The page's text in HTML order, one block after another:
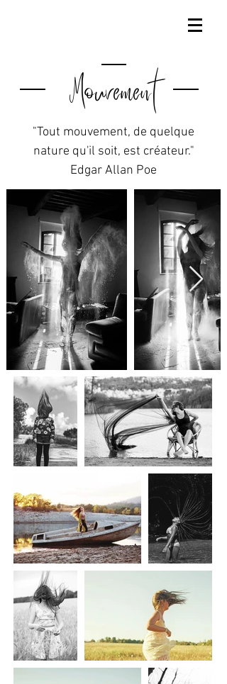
Mouvement
"Tout mouvement, de quelque
nature qu'il soit, est créateur."
Edgar Allan Poe